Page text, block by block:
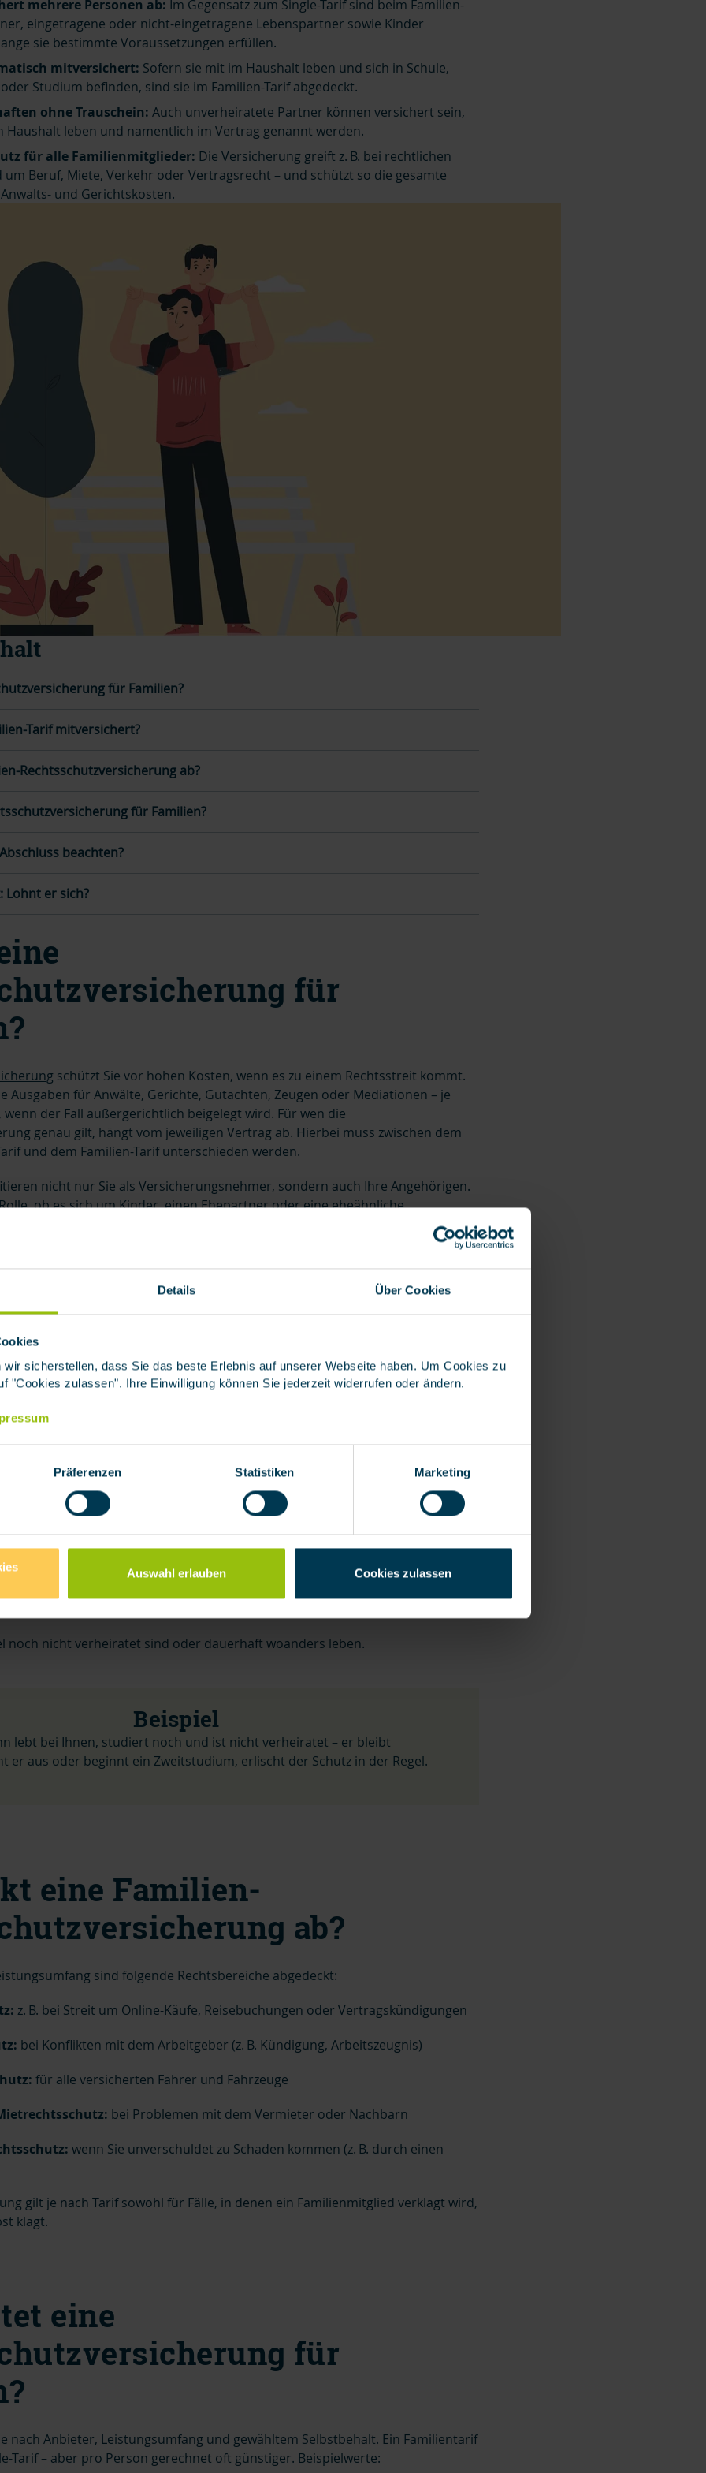
Details Über Cookies
sicherstellen, dass Sie das beste Erlebnis auf unserer Webseite haben. Um Cookies zu
"Cookies zulassen". Ihre Einwilligung können Sie jederzeit widerrufen oder ändern.
Präferenzen Statistiken Marketing
Auswahl erlauben Cookies zulassen
mehrere Personen ab: Im Gegensatz zum Single-Tarif sind beim Familien-
eingetragene oder nicht-eingetragene Lebenspartner sowie Kinder
sie bestimmte Voraussetzungen erfüllen.
mitversichert: Sofern sie mit im Haushalt leben und sich in Schule,
Studium befinden, sind sie im Familien-Tarif abgedeckt.
ohne Trauschein: Auch unverheiratete Partner können versichert sein,
Haushalt leben und namentlich im Vertrag genannt werden.
für alle Familienmitglieder: Die Versicherung greift z. B. bei rechtlichen
Beruf, Miete, Verkehr oder Vertragsrecht – und schützt so die gesamte
und Gerichtskosten.
für Familien?
Tarif mitversichert?
Rechtsschutzversicherung ab?
für Familien?
beachten?
Lohnt er sich?
für
schützt Sie vor hohen Kosten, wenn es zu einem Rechtsstreit kommt.
Ausgaben für Anwälte, Gerichte, Gutachten, Zeugen oder Mediationen – je
wenn der Fall außergerichtlich beigelegt wird. Für wen die
genau gilt, hängt vom jeweiligen Vertrag ab. Hierbei muss zwischen dem
und dem Familien-Tarif unterschieden werden.
nicht nur Sie als Versicherungsnehmer, sondern auch Ihre Angehörigen.
ob es sich um Kinder, einen Ehepartner oder eine eheähnliche
handelt. Wichtig ist nur, dass die Personen im gleichen Haushalt leben und
einem Familien-Tarif
den Schutz auf mehrere Personen im Haushalt:
(auch ohne Trauschein) sind versichert, wenn beide im
leben und der Partner namentlich im Vertrag genannt wird.
Gemeinschaft mit dem Versicherungsnehmer leben,
in der ersten beruflichen Ausbildung oder im Erststudium
noch nicht verheiratet sind oder dauerhaft woanders leben.
Beispiel
lebt bei Ihnen, studiert noch und ist nicht verheiratet – er bleibt
er aus oder beginnt ein Zweitstudium, erlischt der Schutz in der Regel.
eine Familien-
ab?
sind folgende Rechtsbereiche abgedeckt:
z. B. bei Streit um Online-Käufe, Reisebuchungen oder Vertragskündigungen
bei Konflikten mit dem Arbeitgeber (z. B. Kündigung, Arbeitszeugnis)
für alle versicherten Fahrer und Fahrzeuge
bei Problemen mit dem Vermieter oder Nachbarn
wenn Sie unverschuldet zu Schaden kommen (z. B. durch einen
gilt je nach Tarif sowohl für Fälle, in denen ein Familienmitglied verklagt wird,
klagt.
eine
für
nach Anbieter, Leistungsumfang und gewähltem Selbstbehalt. Ein Familientarif
Tarif – aber pro Person gerechnet oft günstiger. Beispielwerte: